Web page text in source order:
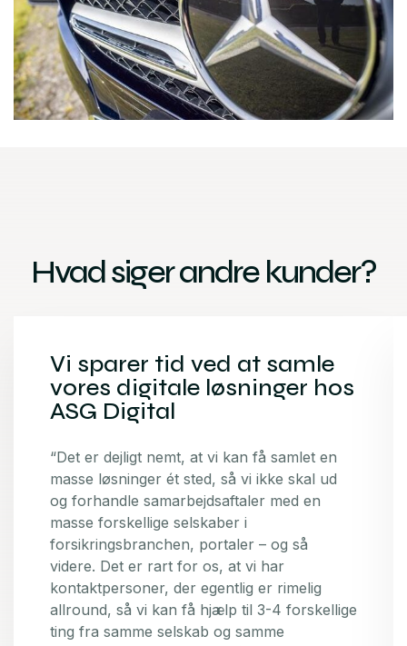
Hvad siger andre kunder?
Vi sparer tid ved at samle
vores digitale løsninger hos
ASG Digital
“Det er dejligt nemt, at vi kan få samlet en
masse løsninger ét sted, så vi ikke skal ud
og forhandle samarbejdsaftaler med en
masse forskellige selskaber i
forsikringsbranchen, portaler – og så
videre. Det er rart for os, at vi har
kontaktpersoner, der egentlig er rimelig
allround, så vi kan få hjælp til 3-4 forskellige
ting fra samme selskab og samme